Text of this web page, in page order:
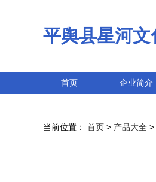
平舆县星河文
首页 企业简介
当前位置： 首页 > 产品大全 >